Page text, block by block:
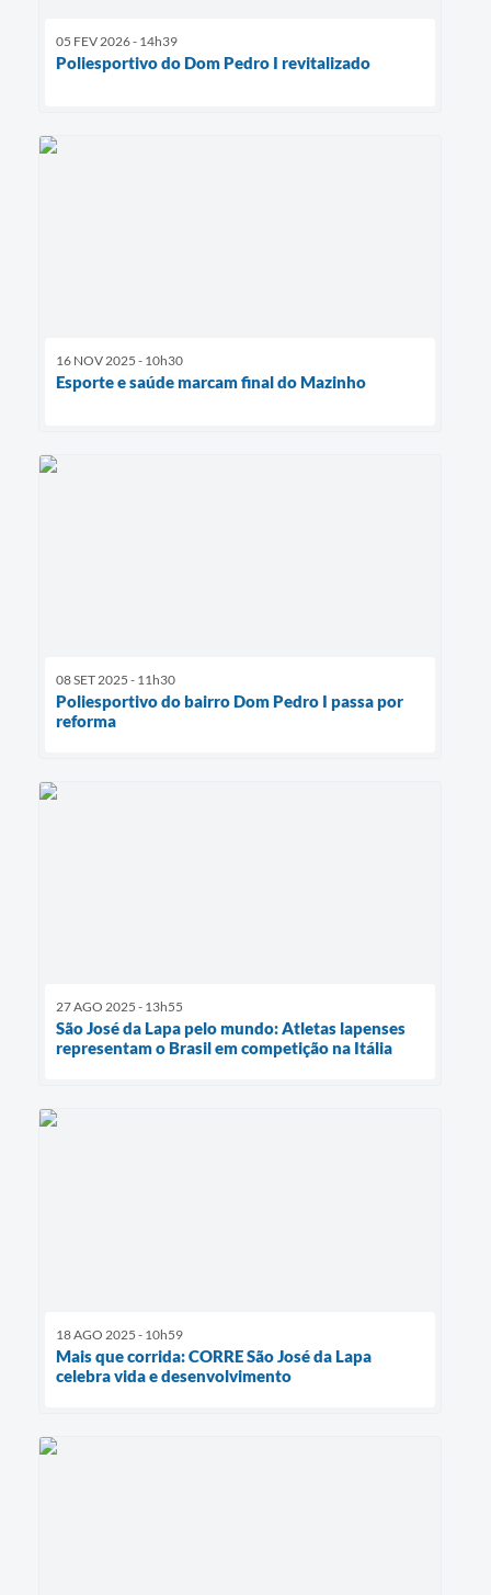
05 FEV 2026 - 14h39
Poliesportivo do Dom Pedro I revitalizado
16 NOV 2025 - 10h30
Esporte e saúde marcam final do Mazinho
08 SET 2025 - 11h30
Poliesportivo do bairro Dom Pedro I passa por
reforma
27 AGO 2025 - 13h55
São José da Lapa pelo mundo: Atletas lapenses
representam o Brasil em competição na Itália
18 AGO 2025 - 10h59
Mais que corrida: CORRE São José da Lapa
celebra vida e desenvolvimento